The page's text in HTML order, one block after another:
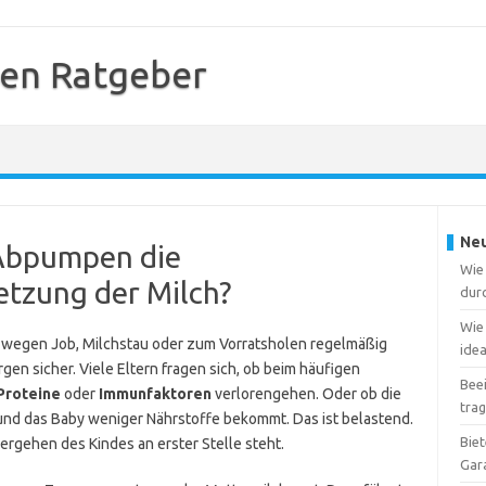
Ratgeber
die
der Milch?
Job, Milchstau oder zum Vorratsholen regelmäßig
sicher. Viele Eltern fragen sich, ob beim häufigen
oder Immunfaktorenverlorengehen. Oder ob die
das Baby weniger Nährstoffe bekommt. Das ist belastend.
des Kindes an erster Stelle steht.